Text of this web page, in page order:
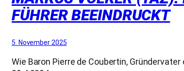
FÜHRER BEEINDRUCKT
5. November 2025
Wie Baron Pierre de Coubertin,